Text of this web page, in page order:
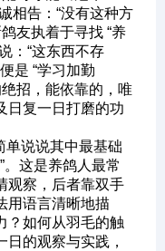
相告：“没有这种方
友执着于寻找 “养
：“这东西不存
是 “学习加勤
招，能依靠的，唯
日复一日打磨的功
单说说其中最基础
。这是养鸽人最常
观察，后者靠双手
用语言清晰地描
？如何从羽毛的触
的观察与实践，